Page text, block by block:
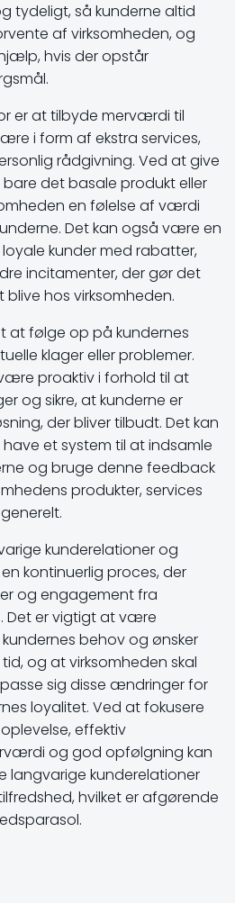
tydeligt, så kunderne altid
af virksomheden, og
hvis der opstår
er at tilbyde merværdi til
i form af ekstra services,
rådgivning. Ved at give
det basale produkt eller
en følelse af værdi
Det kan også være en
kunder med rabatter,
incitamenter, der gør det
hos virksomheden.
at følge op på kundernes
klager eller problemer.
proaktiv i forhold til at
og sikre, at kunderne er
der bliver tilbudt. Det kan
et system til at indsamle
og bruge denne feedback
produkter, services
kunderelationer og
kontinuerlig proces, der
og engagement fra
Det er vigtigt at være
behov og ønsker
og at virksomheden skal
sig disse ændringer for
loyalitet. Ved at fokusere
effektiv
og god opfølgning kan
langvarige kunderelationer
hvilket er afgørende